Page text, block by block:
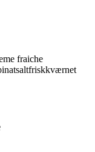
fraiche
saltfriskkværnet